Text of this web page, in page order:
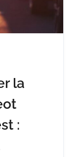
la
: